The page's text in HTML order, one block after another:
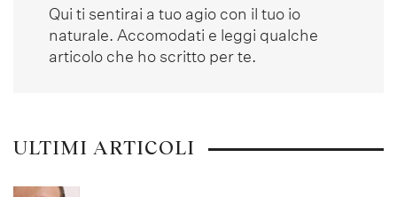
Qui ti sentirai a tuo agio con il tuo io
naturale. Accomodati e leggi qualche
articolo che ho scritto per te.
ULTIMI ARTICOLI